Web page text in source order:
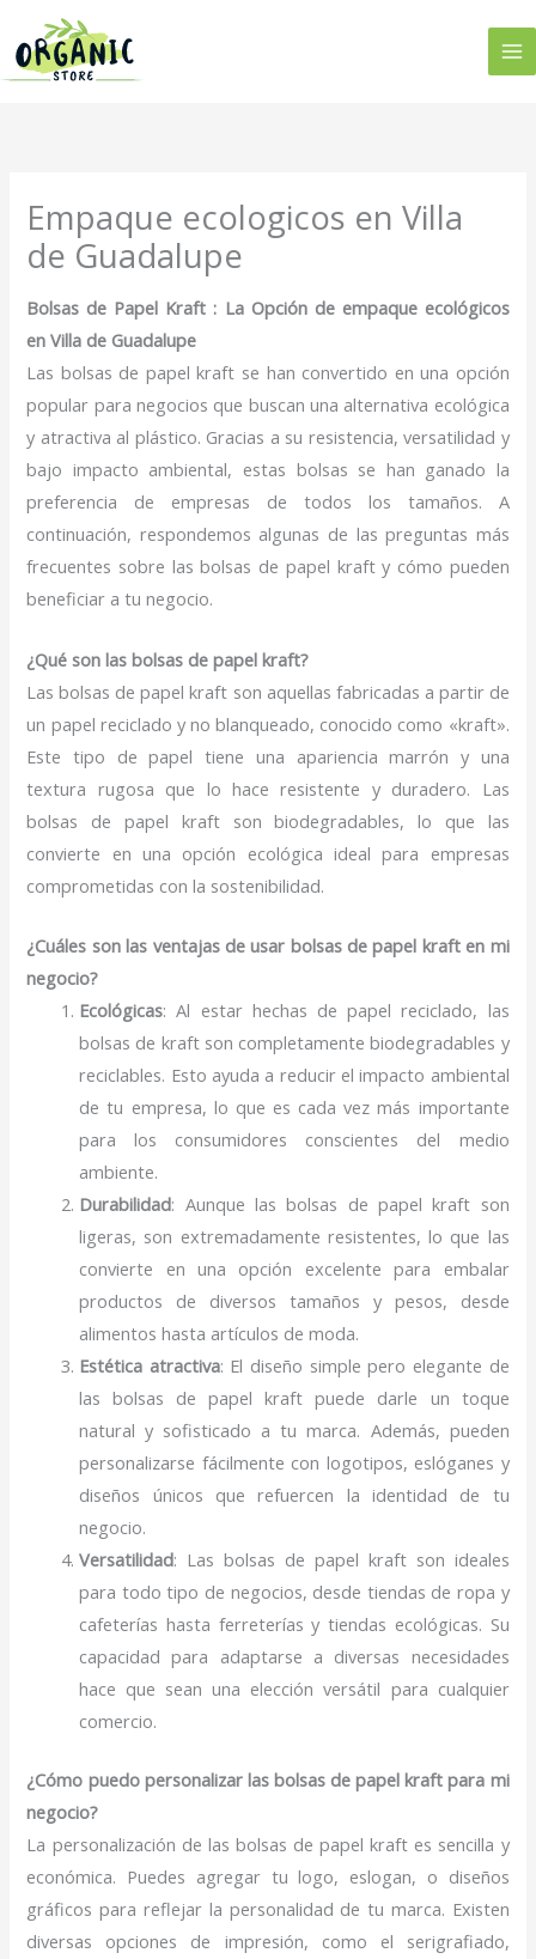
contenido
Empaque ecologicos en Villa
de Guadalupe
Bolsas de Papel Kraft : La Opción de empaque ecológicos
en Villa de Guadalupe
Las bolsas de papel kraft se han convertido en una opción
popular para negocios que buscan una alternativa ecológica
y atractiva al plástico. Gracias a su resistencia, versatilidad y
bajo impacto ambiental, estas bolsas se han ganado la
preferencia de empresas de todos los tamaños. A
continuación, respondemos algunas de las preguntas más
frecuentes sobre las bolsas de papel kraft y cómo pueden
beneficiar a tu negocio.
¿Qué son las bolsas de papel kraft?
Las bolsas de papel kraft son aquellas fabricadas a partir de
un papel reciclado y no blanqueado, conocido como «kraft».
Este tipo de papel tiene una apariencia marrón y una
textura rugosa que lo hace resistente y duradero. Las
bolsas de papel kraft son biodegradables, lo que las
convierte en una opción ecológica ideal para empresas
comprometidas con la sostenibilidad.
¿Cuáles son las ventajas de usar bolsas de papel kraft en mi
negocio?
Ecológicas: Al estar hechas de papel reciclado, las
bolsas de kraft son completamente biodegradables y
reciclables. Esto ayuda a reducir el impacto ambiental
de tu empresa, lo que es cada vez más importante
para los consumidores conscientes del medio
ambiente.
Durabilidad: Aunque las bolsas de papel kraft son
ligeras, son extremadamente resistentes, lo que las
convierte en una opción excelente para embalar
productos de diversos tamaños y pesos, desde
alimentos hasta artículos de moda.
Estética atractiva: El diseño simple pero elegante de
las bolsas de papel kraft puede darle un toque
natural y sofisticado a tu marca. Además, pueden
personalizarse fácilmente con logotipos, eslóganes y
diseños únicos que refuercen la identidad de tu
negocio.
Versatilidad: Las bolsas de papel kraft son ideales
para todo tipo de negocios, desde tiendas de ropa y
cafeterías hasta ferreterías y tiendas ecológicas. Su
capacidad para adaptarse a diversas necesidades
hace que sean una elección versátil para cualquier
comercio.
¿Cómo puedo personalizar las bolsas de papel kraft para mi
negocio?
La personalización de las bolsas de papel kraft es sencilla y
económica. Puedes agregar tu logo, eslogan, o diseños
gráficos para reflejar la personalidad de tu marca. Existen
diversas opciones de impresión, como el serigrafiado,